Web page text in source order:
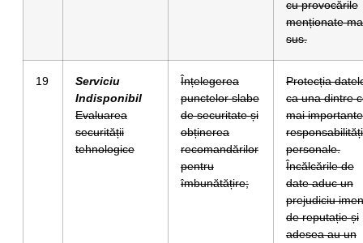
cu provocările
menționate
sus.
19
Serviciu
Indisponibil
Evaluarea
securității
tehnologice
Înțelegerea
punctelor slabe
de securitate și
obținerea
recomandărilor
pentru
îmbunătățire;
Protecția
ca una dintre
mai importante
responsabilități
personale.
Încălcările de
date aduc un
prejudiciu
de reputație și
adesea au un